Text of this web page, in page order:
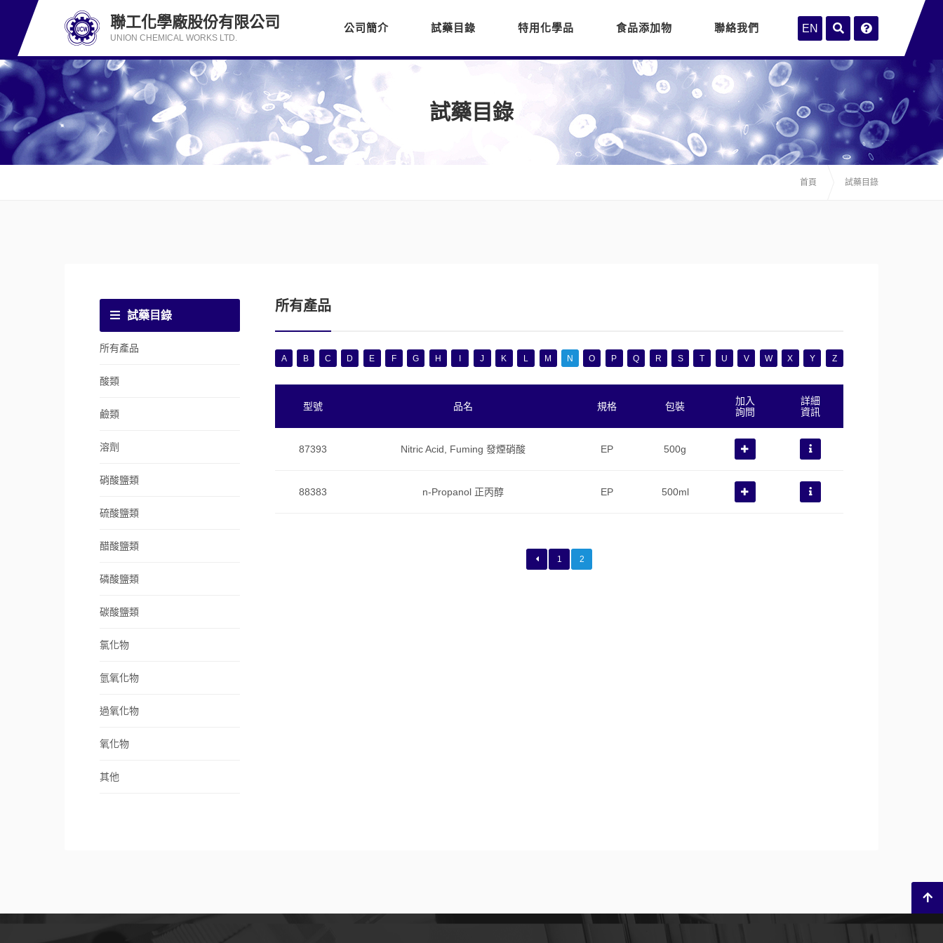
試藥目錄
首頁 試藥目錄
試藥目錄
所有產品
酸類
鹼類
溶劑
硝酸鹽類
硫酸鹽類
醋酸鹽類
磷酸鹽類
碳酸鹽類
氯化物
氫氧化物
過氧化物
氧化物
其他
所有產品
A B C D E F G H J K L M N O P Q R S T U V W X Y Z
型號 品名 規格 包裝
加入
詢問
詳細
資訊
87393 Nitric Acid, Fuming 發煙硝酸 EP 500g
88383 n-Propanol 正丙醇 EP 500ml
1 2
聯工化學廠股份有限公司
UNION CHEMICAL WORKS LTD.
公司簡介 試藥目錄 特用化學品 食品添加物 聯絡我們 EN